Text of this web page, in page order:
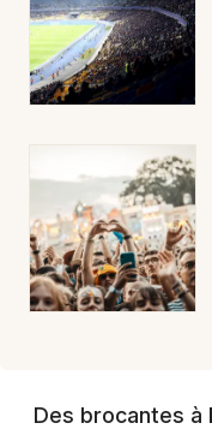
53 - Mayenne
Choisir mes
Des brocantes à